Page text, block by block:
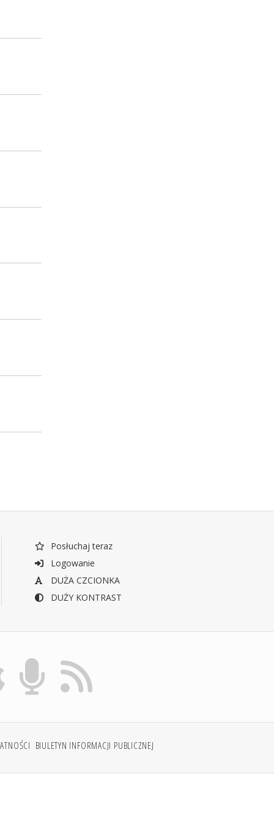
Posłuchaj teraz
Logowanie
DUŻA CZCIONKA
DUŻY KONTRAST
BIULETYN INFORMACJI PUBLICZNEJ